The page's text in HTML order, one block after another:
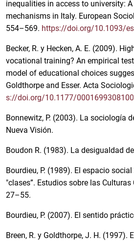
inequalities in access to university:
mechanisms in Italy. European
554–569. https://doi.org/10.1093/
Becker, R. y Hecken, A. E. (2009).
vocational training? An empirical
model of educational choices
Goldthorpe and Esser. Acta
s://doi.org/10.1177/
Bonnewitz, P. (2003). La sociología
Nueva Visión.
Boudon R. (1983). La desigualdad
Bourdieu, P. (1989). El espacio
"clases”. Estudios sobre las
27–55.
Bourdieu, P. (2007). El sentido
Breen, R. y Goldthorpe, J. H. (1997).